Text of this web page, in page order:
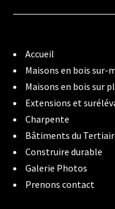
Accueil
Maisons en bois sur-
Maisons en bois sur
Extensions et
Charpente
Bâtiments du
Construire durable
Galerie Photos
Prenons contact